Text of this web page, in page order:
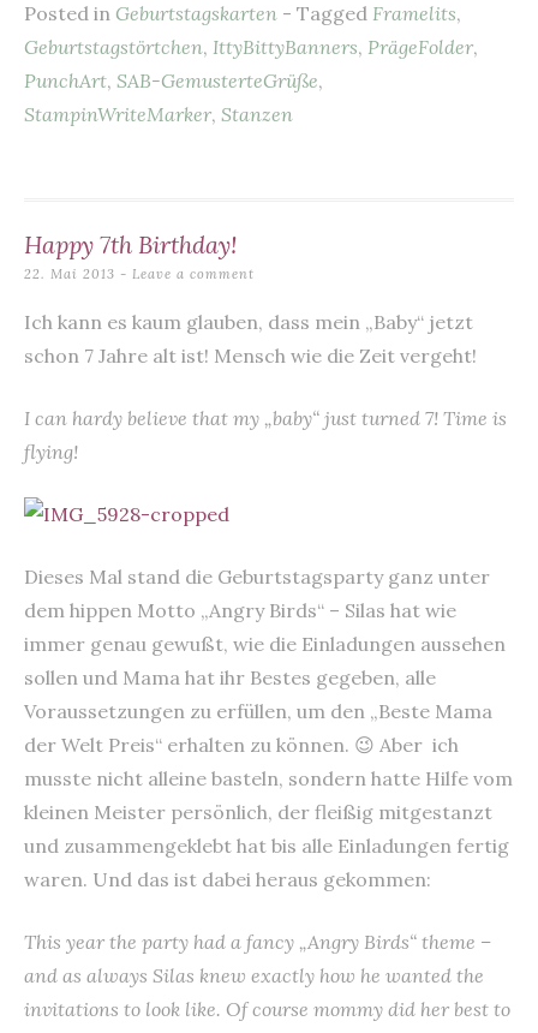
e
b
o
es
t
l s
A
p
te
r
n
Posted in Geburtstagskarten - Tagged Framelits,
Geburtstagstörtchen, IttyBittyBanners, PrägeFolder,
PunchArt, SAB-GemusterteGrüße,
StampinWriteMarker, Stanzen
Happy 7th Birthday!
22. Mai 2013 Leave a comment
Ich kann es kaum glauben, dass mein „Baby“ jetzt
schon 7 Jahre alt ist! Mensch wie die Zeit vergeht!
I can hardy believe that my „baby“ just turned 7! Time is
flying!
Dieses Mal stand die Geburtstagsparty ganz unter
dem hippen Motto „Angry Birds“ – Silas hat wie
immer genau gewußt, wie die Einladungen aussehen
sollen und Mama hat ihr Bestes gegeben, alle
Voraussetzungen zu erfüllen, um den „Beste Mama
der Welt Preis“ erhalten zu können. 😉 Aber ich
musste nicht alleine basteln, sondern hatte Hilfe vom
kleinen Meister persönlich, der fleißig mitgestanzt
und zusammengeklebt hat bis alle Einladungen fertig
waren. Und das ist dabei heraus gekommen:
This year the party had a fancy „Angry Birds“ theme –
and as always Silas knew exactly how he wanted the
invitations to look like. Of course mommy did her best to